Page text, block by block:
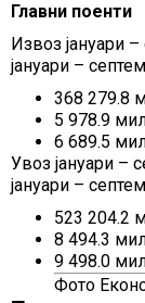
Главни поенти
Извоз јануари
јануари –
368 279.8
5 978.9
6 689.5
Увоз јануари –
јануари –
523 204.2
8 494.3
9 498.0
Фото